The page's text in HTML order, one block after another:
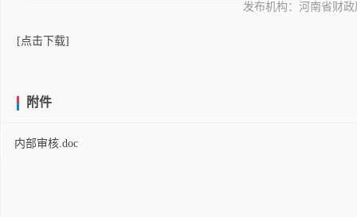
发布机构： 河南省财
[点击下载]
附件
内部审核.doc